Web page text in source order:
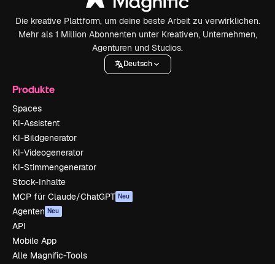
Die kreative Plattform, um deine beste Arbeit zu verwirklichen.
Mehr als 1 Million Abonnenten unter Kreativen, Unternehmen,
Agenturen und Studios.
Deutsch
Produkte
Spaces
KI-Assistent
KI-Bildgenerator
KI-Videogenerator
KI-Stimmengenerator
Stock-Inhalte
MCP für Claude/ChatGPT Neu
Agenten Neu
API
Mobile App
Alle Magnific-Tools